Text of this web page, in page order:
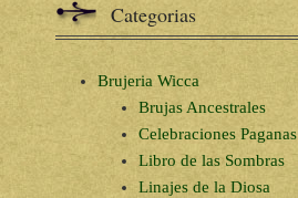
Categorias
Brujeria Wicca
Brujas Ancestrales
Celebraciones Paganas
Libro de las Sombras
Linajes de la Diosa